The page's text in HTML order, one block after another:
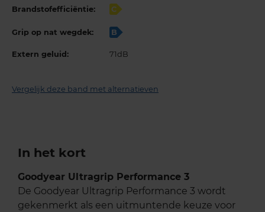
Brandstofefficiëntie: C
Grip op nat wegdek: B
Extern geluid: 71dB
Vergelijk deze band met alternatieven
In het kort
Goodyear Ultragrip Performance 3
De Goodyear Ultragrip Performance 3 wordt
gekenmerkt als een uitmuntende keuze voor